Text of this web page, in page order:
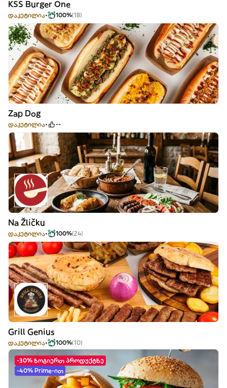
KSS Burger One
დაკეტილია 100%(18)
Zap Dog
დაკეტილია --
Na Žličku
დაკეტილია 100%(24)
Grill Genius
დაკეტილია 100%(10)
-30% ზოგიერთ პროდუქტზე
-40% Prime-ით